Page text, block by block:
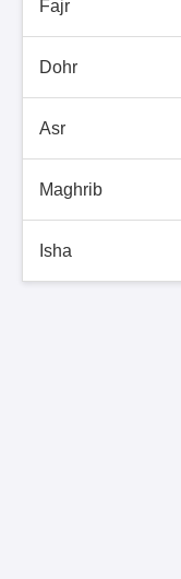
Fajr
Dohr
Asr
Maghrib
Isha